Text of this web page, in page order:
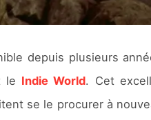
depuis plusieurs
le Indie World. Cet
se le procurer à